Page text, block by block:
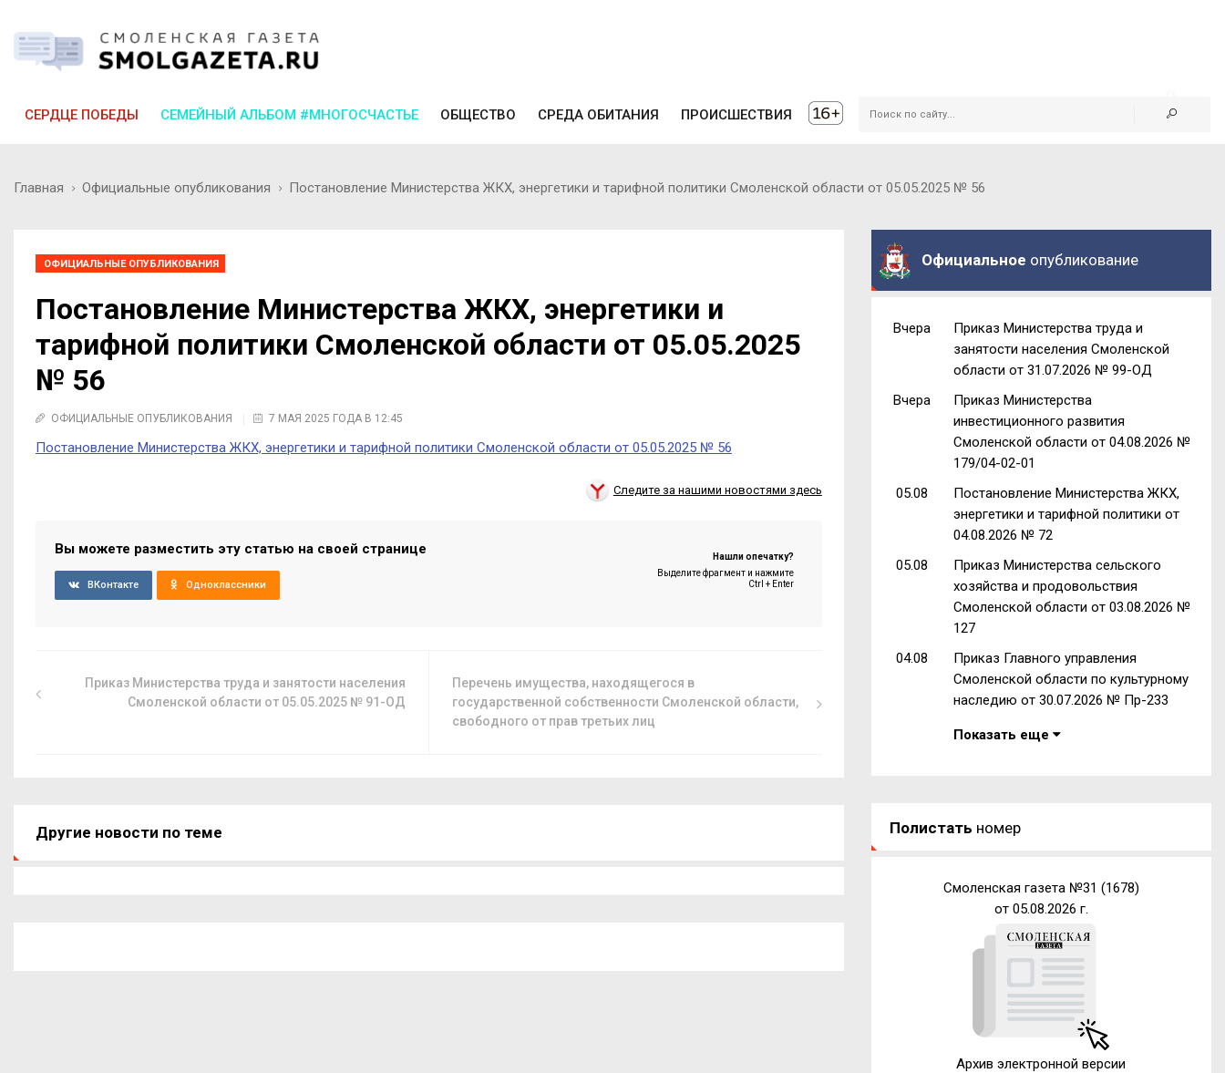
СЕРДЦЕ ПОБЕДЫ СЕМЕЙНЫЙ АЛЬБОМ #МНОГОСЧАСТЬЕ ОБЩЕСТВО СРЕДА ОБИТАНИЯ ПРОИСШЕСТВИЯ
Главная Официальные опубликования Постановление Министерства ЖКХ, энергетики и тарифной политики Смоленской области от 05.05.2025 № 56
ОФИЦИАЛЬНЫЕ ОПУБЛИКОВАНИЯ
Постановление Министерства ЖКХ, энергетики и
тарифной политики Смоленской области от 05.05.2025
№ 56
ОФИЦИАЛЬНЫЕ ОПУБЛИКОВАНИЯ 7 МАЯ 2025 ГОДА В 12:45
Постановление Министерства ЖКХ, энергетики и тарифной политики Смоленской области от 05.05.2025 № 56
Следите за нашими новостями здесь
Вы можете разместить эту статью на своей странице
ВКонтакте Одноклассники
Нашли опечатку?
Выделите фрагмент и нажмите
Ctrl + Enter
Приказ Министерства труда и занятости населения
Смоленской области от 05.05.2025 № 91-ОД
Перечень имущества, находящегося в
государственной собственности Смоленской области,
свободного от прав третьих лиц
Другие новости по теме
Официальное опубликование
Вчера
Приказ Министерства труда и
занятости населения Смоленской
области от 31.07.2026 № 99-ОД
Вчера
Приказ Министерства
инвестиционного развития
Смоленской области от 04.08.2026 №
179/04-02-01
05.08
Постановление Министерства ЖКХ,
энергетики и тарифной политики от
04.08.2026 № 72
05.08
Приказ Министерства сельского
хозяйства и продовольствия
Смоленской области от 03.08.2026 №
127
04.08
Приказ Главного управления
Смоленской области по культурному
наследию от 30.07.2026 № Пр-233
Показать еще
Полистать номер
Смоленская газета №31 (1678)
от 05.08.2026 г.
Архив электронной версии